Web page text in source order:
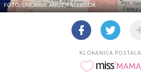
FOTO: UNCANNY ANNIE/FACEBOOK
KLOKANICA POSTALA